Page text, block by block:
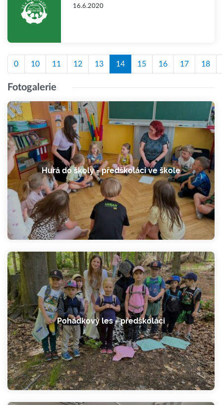
16.6.2020
0 10 11 12 13 14 15 16 17 18
Fotogalerie
Hurá do školy - předškoláci ve škole
Pohádkový les - předškoláci